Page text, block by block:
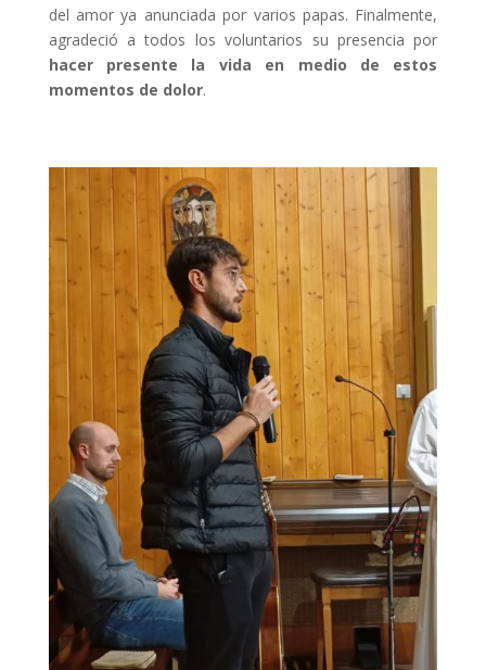
del amor ya anunciada por varios papas. Finalmente,
agradeció a todos los voluntarios su presencia por
hacer presente la vida en medio de estos
momentos de dolor.